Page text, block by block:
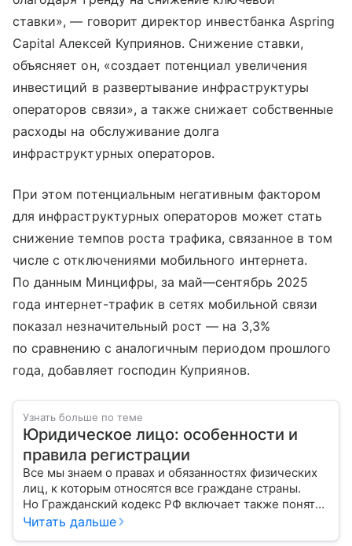
ставки», — говорит директор инвестбанка Aspring
Capital Алексей Куприянов. Снижение ставки,
объясняет он, «создает потенциал увеличения
инвестиций в развертывание инфраструктуры
операторов связи», а также снижает собственные
расходы на обслуживание долга
инфраструктурных операторов.
При этом потенциальным негативным фактором
для инфраструктурных операторов может стать
снижение темпов роста трафика, связанное в том
числе с отключениями мобильного интернета.
По данным Минцифры, за май—сентябрь 2025
года интернет-трафик в сетях мобильной связи
показал незначительный рост — на 3,3%
по сравнению с аналогичным периодом прошлого
года, добавляет господин Куприянов.
Узнать больше по теме
Юридическое лицо: особенности и
правила регистрации
Все мы знаем о правах и обязанностях физических
лиц, к которым относятся все граждане страны.
Но Гражданский кодекс РФ включает также понятие
«юридическое лицо». Расскажем о регистрации
Читать дальше